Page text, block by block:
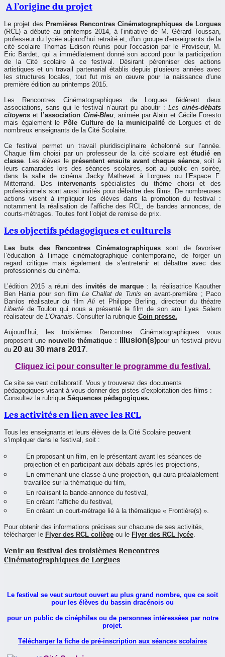
A l’origine du projet
Le projet des Premières Rencontres Cinématographiques de Lorgues
(RCL) a débuté au printemps 2014, à l’initiative de M. Gérard Toussan,
professeur du lycée aujourd’hui retraité et, d'un groupe d'enseignants de la
cité scolaire Thomas Edison réunis pour l'occasion par le Proviseur, M.
Eric Bardet, qui a immédiatement donné son accord pour la participation
de la Cité scolaire à ce festival. Désirant pérenniser des actions
artistiques et un travail partenarial établis depuis plusieurs années avec
les structures locales, tout fut mis en œuvre pour la naissance d'une
première édition au printemps 2015.
Les Rencontres Cinématographiques de Lorgues fédèrent deux
associations, sans qui le festival n’aurait pu aboutir : Les cinés-débats
citoyens et l’association Ciné-Bleu, animée par Alain et Cécile Foresto
mais également le Pôle Culture de la municipalité de Lorgues et de
nombreux enseignants de la Cité Scolaire.
Ce festival permet un travail pluridisciplinaire échelonné sur l’année.
Chaque film choisi par un professeur de la cité scolaire estétudié en
classe . Les élèves le présentent ensuite avant chaque séance, soit à
leurs camarades lors des séances scolaires, soit au public en soirée,
dans la salle de cinéma Jacky Mathevet à Lorgues ou l’Espace F.
Mitterrand. Des intervenantsspécialistes du thème choisi et des
professionnels sont aussi invités pour débattre des films. De nombreuses
actions visent à impliquer les élèves dans la promotion du festival :
notamment la réalisation de l’affiche des RCL, de bandes annonces, de
courts-métrages. Toutes font l’objet de remise de prix.
Les objectifs pédagogiques et culturels
Les buts des Rencontres Cinématographiquessont de favoriser
l’éducation à l’image cinématographique contemporaine, de forger un
regard critique mais également de s’entretenir et débattre avec des
professionnels du cinéma.
L’édition 2015 a réuni des invités de marque: la réalisatrice Kaouther
Ben Hania pour son film Le Challat de Tunis en avant-première ; Paco
Baníos réalisateur du filmAli et Philippe Berling, directeur du théatre
Liberté de Toulon qui nous a présenté le film de son ami Lyes Salem
réalisateur de L’Oranais . Consulter la rubrique Coin presse.
Aujourd’hui, les troisièmes Rencontres Cinématographiques vous
proposent unenouvelle thématique : Illusion(s)pour un festival prévu
du 20 au 30 mars 2017
Cliquez ici pour consulter le programme du festival.
Ce site se veut collaboratif. Vous y trouverez des documents
pédagogiques visant à vous donner des pistes d’exploitation des films :
Consultez la rubrique Séquences pédagogiques.
Les activités en lien avec les RCL
Tous les enseignants et leurs élèves de la Cité Scolaire peuvent
s’impliquer dans le festival, soit :
En proposant un film, en le présentant avant les séances de
projection et en participant aux débats après les projections,
En emmenant une classe à une projection, qui aura préalablement
travaillée sur la thématique du film,
En réalisant la bande-annonce du festival,
En créant l’affiche du festival,
En créant un court-métrage lié à la thématique « Frontière(s) ».
Pour obtenir des informations précises sur chacune de ses activités,
télécharger le Flyer des RCL collège ou le Flyer des RCL lycée
Venir au festival des troisièmes Rencontres
Cinématographiques de Lorgues
Le festival se veut surtout ouvert au plus grand nombre, que ce soit
pour les élèves du bassin dracénois ou
pour un public de cinéphiles ou de personnes intéressées par notre
projet.
Télécharger la fiche de pré-inscription aux séances scolaires